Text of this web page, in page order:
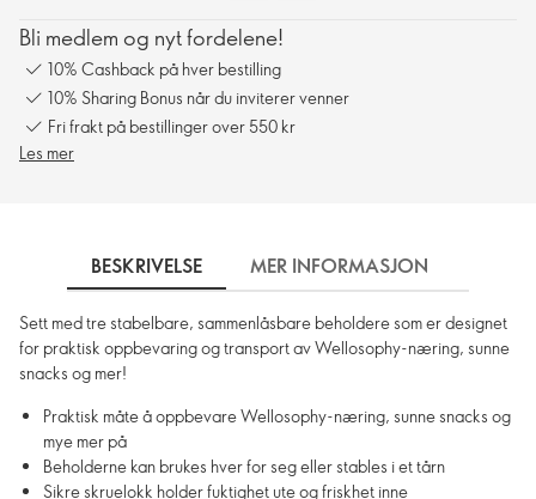
Bli medlem og nyt fordelene!
10% Cashback på hver bestilling
10% Sharing Bonus når du inviterer venner
Fri frakt på bestillinger over 550 kr
Les mer
BESKRIVELSE MER INFORMASJON
Sett med tre stabelbare, sammenlåsbare beholdere som er designet
for praktisk oppbevaring og transport av Wellosophy-næring, sunne
snacks og mer!
Praktisk måte å oppbevare Wellosophy-næring, sunne snacks og
mye mer på
Beholderne kan brukes hver for seg eller stables i et tårn
Sikre skruelokk holder fuktighet ute og friskhet inne